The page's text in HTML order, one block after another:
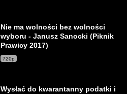
Nie ma wolności bez wolności
wyboru - Janusz Sanocki (Piknik
Prawicy 2017)
720p
Wysłać do kwarantanny podatki i